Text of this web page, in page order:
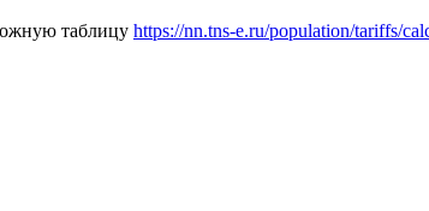
таблицу https://nn.tns-e.ru/population/tariffs/